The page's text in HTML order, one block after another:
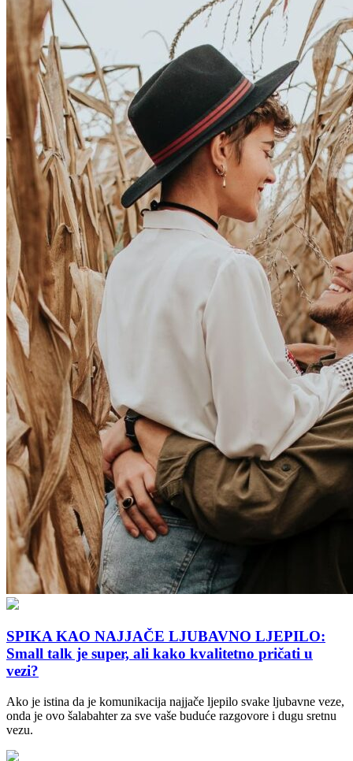
SPIKA KAO NAJJAČE LJUBAVNO LJEPILO:
Small talk je super, ali kako kvalitetno pričati u
vezi?
Ako je istina da je komunikacija najjače ljepilo svake ljubavne veze,
onda je ovo šalabahter za sve vaše buduće razgovore i dugu sretnu
vezu.